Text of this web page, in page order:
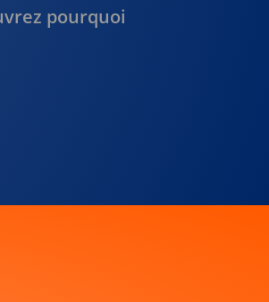
pourquoi